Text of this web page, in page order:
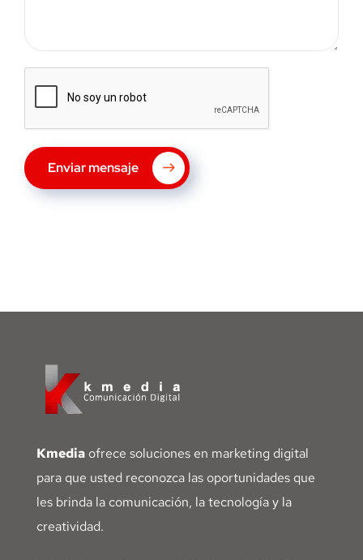
Enviar mensaje
Kmedia ofrece soluciones en marketing digital
para que usted reconozca las oportunidades que
les brinda la comunicación, la tecnología y la
creatividad.